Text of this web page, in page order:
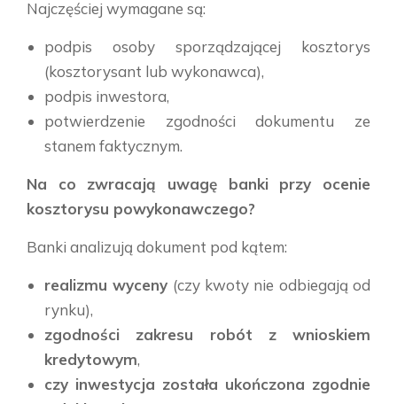
Najczęściej wymagane są:
podpis osoby sporządzającej kosztorys
(kosztorysant lub wykonawca),
podpis inwestora,
potwierdzenie zgodności dokumentu ze
stanem faktycznym.
Na co zwracają uwagę banki przy ocenie
kosztorysu powykonawczego?
Banki analizują dokument pod kątem:
realizmu wyceny (czy kwoty nie odbiegają od
rynku),
zgodności zakresu robót z wnioskiem
kredytowym,
czy inwestycja została ukończona zgodnie